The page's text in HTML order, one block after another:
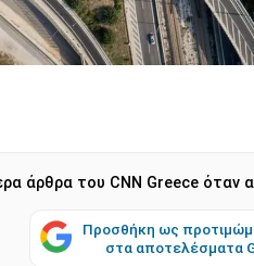
άρθρα του CNN Greece όταν
Προσθήκη ως
στα αποτελέσματα